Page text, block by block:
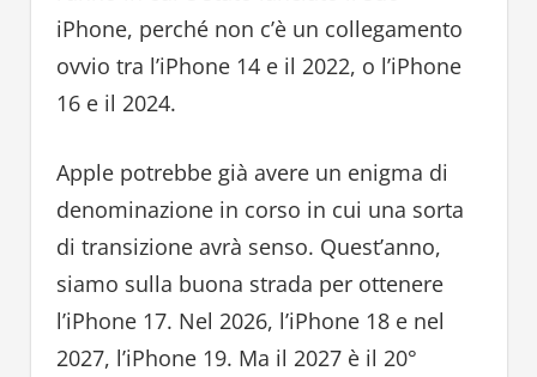
iPhone, perché non c’è un collegamento
ovvio tra l’iPhone 14 e il 2022, o l’iPhone
16 e il 2024.
Apple potrebbe già avere un enigma di
denominazione in corso in cui una sorta
di transizione avrà senso. Quest’anno,
siamo sulla buona strada per ottenere
l’iPhone 17. Nel 2026, l’iPhone 18 e nel
2027, l’iPhone 19. Ma il 2027 è il 20°